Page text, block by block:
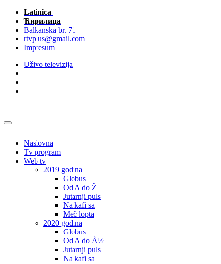
Latinica |
Ћирилица
Balkanska br. 71
rtvplus@gmail.com
Impresum
Uživo televizija
Naslovna
Tv program
Web tv
2019 godina
Globus
Od A do Ž
Jutarnji puls
Na kafi sa
Meč lopta
2020 godina
Globus
Od A do Å½
Jutarnji puls
Na kafi sa